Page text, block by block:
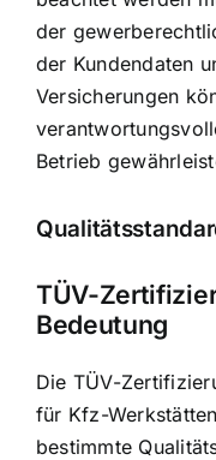
der
der Kundendaten
Versicherungen
Betrieb
TÜV-
Bedeutung
Die TÜV-
für Kfz-
bestimmte